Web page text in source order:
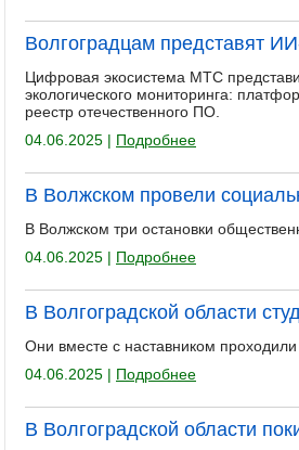
Волгоградцам представят
Цифровая экосистема МТС
экологического мониторинга:
реестр отечественного ПО.
04.06.2025 | Подробнее
В Волжском провели
В Волжском три остановки
04.06.2025 | Подробнее
В Волгоградской области
Они вместе с наставником
04.06.2025 | Подробнее
В Волгоградской области